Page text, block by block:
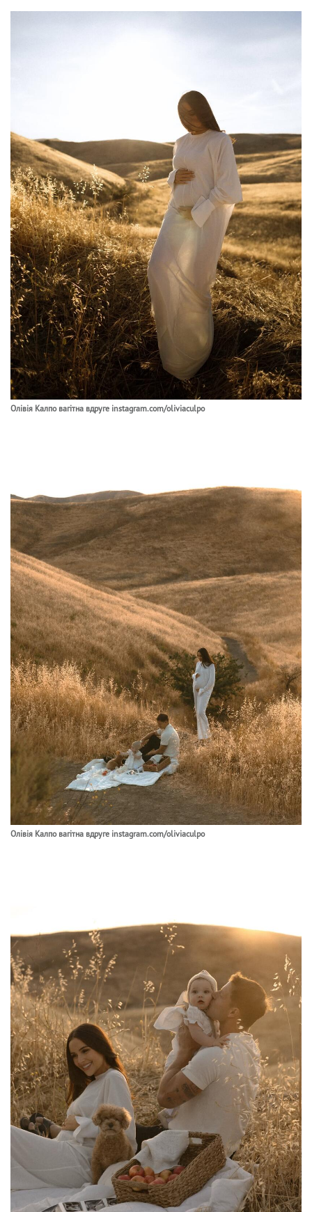
Олівія Калпо вагітна вдруге instagram.com/oliviaculpo
Олівія Калпо вагітна вдруге instagram.com/oliviaculpo